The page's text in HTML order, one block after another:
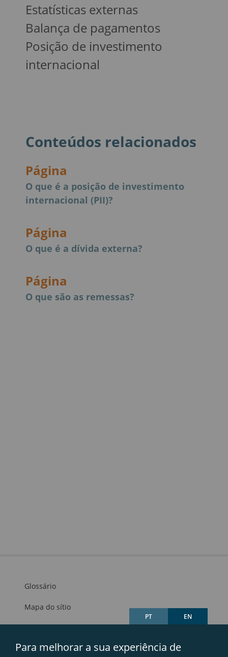
PT EN
Para melhorar a sua experiência de
Estatísticas externas
Balança de pagamentos
Posição de investimento
internacional
Conteúdos relacionados
Página
O que é a posição de investimento
internacional (PII)?
Página
O que é a dívida externa?
Página
O que são as remessas?
Glossário
Mapa do sítio
Links úteis
Avisos legais